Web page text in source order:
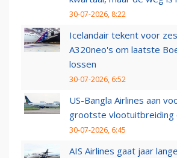
30-07-2026, 8:22
Icelandair tekent voor
A320neo's om laatste
lossen
30-07-2026, 6:52
US-Bangla Airlines aan
grootste vlootuitbreiding
30-07-2026, 6:45
AIS Airlines gaat jaar